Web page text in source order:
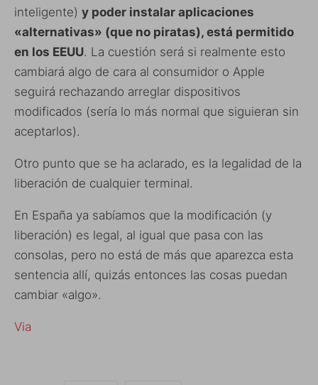
inteligente) y poder instalar aplicaciones
«alternativas» (que no piratas), está permitido
en los EEUU. La cuestión será si realmente esto
cambiará algo de cara al consumidor o Apple
seguirá rechazando arreglar dispositivos
modificados (sería lo más normal que siguieran sin
aceptarlos).
Otro punto que se ha aclarado, es la legalidad de la
liberación de cualquier terminal.
En España ya sabíamos que la modificación (y
liberación) es legal, al igual que pasa con las
consolas, pero no está de más que aparezca esta
sentencia allí, quizás entonces las cosas puedan
cambiar «algo».
Via